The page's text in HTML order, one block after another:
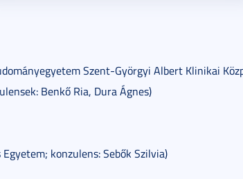
Szent-Györgyi Albert Klinikai
Benkő Ria, Dura Ágnes)
konzulens: Sebők Szilvia)